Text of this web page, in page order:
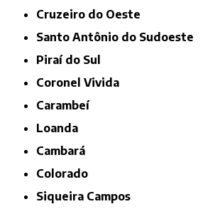
Cruzeiro do Oeste
Santo Antônio do Sudoeste
Piraí do Sul
Coronel Vivida
Carambeí
Loanda
Cambará
Colorado
Siqueira Campos